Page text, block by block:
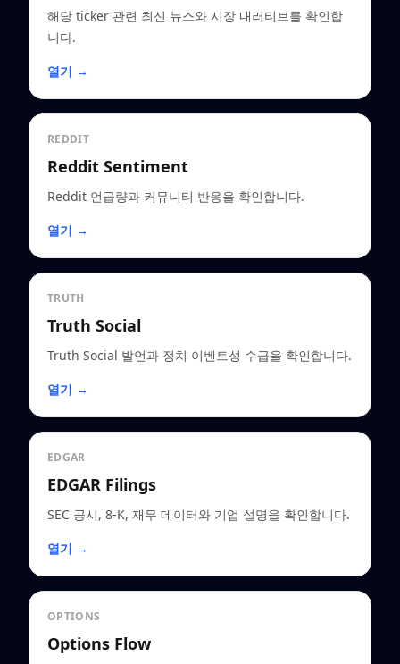
해당 ticker 관련 최신 뉴스와 시장 내러티브를 확인합
니다.
열기 →
REDDIT
Reddit Sentiment
Reddit 언급량과 커뮤니티 반응을 확인합니다.
열기 →
TRUTH
Truth Social
Truth Social 발언과 정치 이벤트성 수급을 확인합니다.
열기 →
EDGAR
EDGAR Filings
SEC 공시, 8-K, 재무 데이터와 기업 설명을 확인합니다.
열기 →
OPTIONS
Options Flow